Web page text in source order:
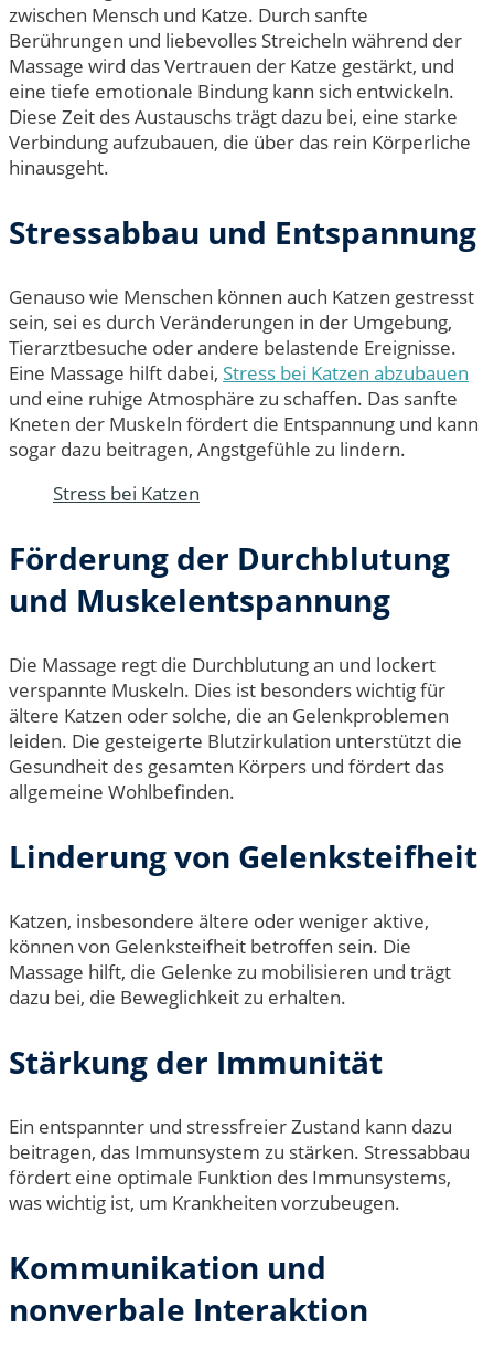
zwischen Mensch und Katze. Durch sanfte
Berührungen und liebevolles Streicheln während der
Massage wird das Vertrauen der Katze gestärkt, und
eine tiefe emotionale Bindung kann sich entwickeln.
Diese Zeit des Austauschs trägt dazu bei, eine starke
Verbindung aufzubauen, die über das rein Körperliche
hinausgeht.
Stressabbau und Entspannung
Genauso wie Menschen können auch Katzen gestresst
sein, sei es durch Veränderungen in der Umgebung,
Tierarztbesuche oder andere belastende Ereignisse.
Eine Massage hilft dabei, Stress bei Katzen abzubauen
und eine ruhige Atmosphäre zu schaffen. Das sanfte
Kneten der Muskeln fördert die Entspannung und kann
sogar dazu beitragen, Angstgefühle zu lindern.
Stress bei Katzen
Förderung der Durchblutung
und Muskelentspannung
Die Massage regt die Durchblutung an und lockert
verspannte Muskeln. Dies ist besonders wichtig für
ältere Katzen oder solche, die an Gelenkproblemen
leiden. Die gesteigerte Blutzirkulation unterstützt die
Gesundheit des gesamten Körpers und fördert das
allgemeine Wohlbefinden.
Linderung von Gelenksteifheit
Katzen, insbesondere ältere oder weniger aktive,
können von Gelenksteifheit betroffen sein. Die
Massage hilft, die Gelenke zu mobilisieren und trägt
dazu bei, die Beweglichkeit zu erhalten.
Stärkung der Immunität
Ein entspannter und stressfreier Zustand kann dazu
beitragen, das Immunsystem zu stärken. Stressabbau
fördert eine optimale Funktion des Immunsystems,
was wichtig ist, um Krankheiten vorzubeugen.
Kommunikation und
nonverbale Interaktion